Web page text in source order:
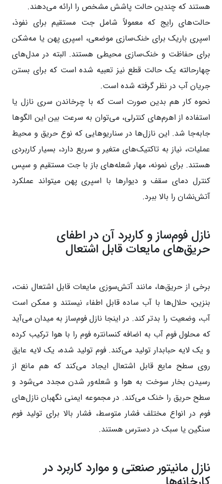
هستند که چندین حالت پاشش مشخص را ارائه می‌دهند.
حالت‌های رایج که معمولاً شامل جت مستقیم برای نفوذ،
اسپری باریک برای خنک‌سازی موضعی، اسپری پهن یا مه‌شکن
برای حفاظت و خنک‌سازی محیطی هستند. البته در مدل‌های
چهارحالته یک حالت قطع نیز تعبیه شده است که برای بستن
جریان آب در نظر گرفته شده است.
نحوه کار هم بدین صورت است که با چرخاندن سری نازل یا
استفاده از اهرم‌های کنترلی، می‌توان به سرعت بین این الگوها
جابه‌جا شد. این نازل‌ها در سناریوهایی که نوع حریق و محیط
عملیات، نیاز به تاکتیک‌های متغیر و سریع دارد، بسیار کاربردی
هستند. برای نمونه، مهار شعله‌های باز با جت مستقیم و سپس
کنترل دمای سقف و دیوارها با اسپری پهن میتواند عملکرد
آتش‌نشان را بالا ببرد.
نازل فوم‌ساز و کاربرد آن در اطفای
حریق‌های مایعات قابل اشتعال
برخی از حریق‌ها، مانند آتش‌سوزی مایعات قابل اشتعال نفت،
بنزین، حلال‌ها با آب ساده قابل اطفاء نیستند و ممکن است
آب، وضعیت را بدتر کند. در اینجا نازل فوم‌ساز به میدان می‌آید
که محلول فوم آب به اضافه کنسانتره فوم را با هوا ترکیب کرده
و یک لایه حبابدار تولید می‌کند. فوم تولید شده، یک لایه عایق
روی سطح مایع قابل اشتعال ایجاد می‌کند که هم مانع از
رسیدن بخار سوخت به هوا و شعله‌ور شدن مجدد می‌شود و
سطح حریق را خنک می‌کند. در مجموعه ایمنی نگهبان نازل‌های
فوم در انواع مختلف فشار متوسط، فشار بالا برای تولید فوم
سنگین یا سبک در دسترس هستند.
نازل مانیتور صنعتی و موارد کاربرد در